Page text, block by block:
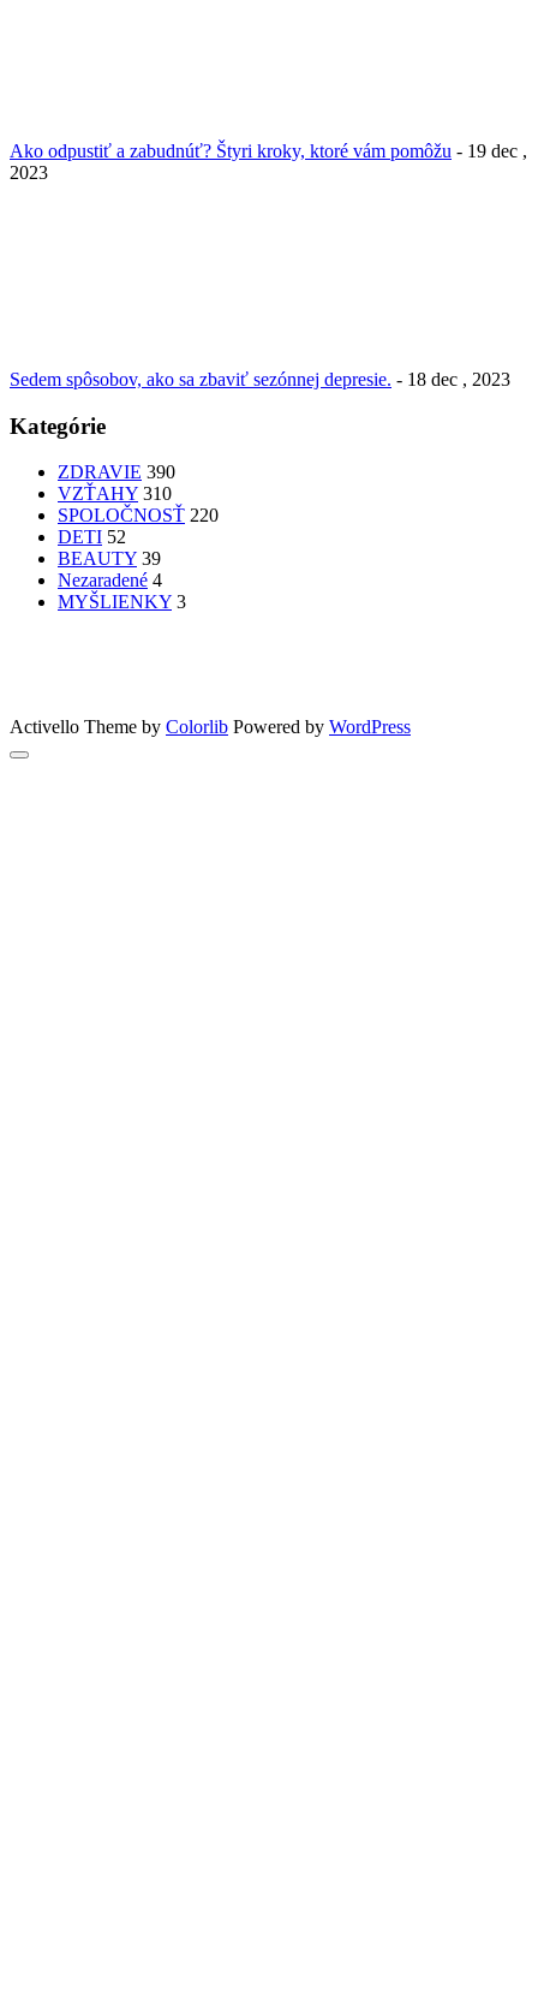
Ako odpustiť a zabudnúť? Štyri kroky, ktoré vám pomôžu - 19 dec ,
2023
Sedem spôsobov, ako sa zbaviť sezónnej depresie. - 18 dec , 2023
Kategórie
ZDRAVIE 390
VZŤAHY 310
SPOLOČNOSŤ 220
DETI 52
BEAUTY 39
Nezaradené 4
MYŠLIENKY 3
Activello Theme by Colorlib Powered by WordPress